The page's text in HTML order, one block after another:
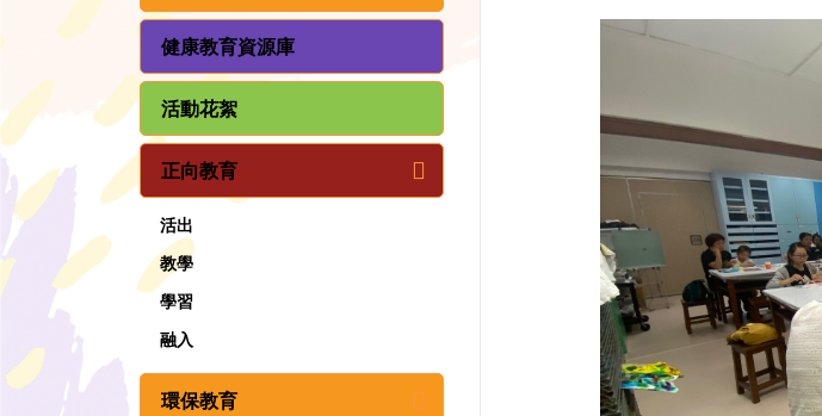
健康教育資源庫
活動花絮
正向教育
活出
教學
學習
融入
環保教育